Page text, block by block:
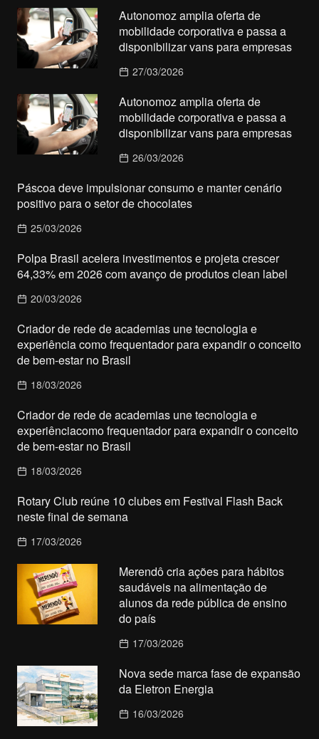
Autonomoz amplia oferta de
mobilidade corporativa e passa a
disponibilizar vans para empresas
27/03/2026
Autonomoz amplia oferta de
mobilidade corporativa e passa a
disponibilizar vans para empresas
26/03/2026
Páscoa deve impulsionar consumo e manter cenário
positivo para o setor de chocolates
25/03/2026
Polpa Brasil acelera investimentos e projeta crescer
64,33% em 2026 com avanço de produtos clean label
20/03/2026
Criador de rede de academias une tecnologia e
experiência como frequentador para expandir o conceito
de bem-estar no Brasil
18/03/2026
Criador de rede de academias une tecnologia e
experiênciacomo frequentador para expandir o conceito
de bem-estar no Brasil
18/03/2026
Rotary Club reúne 10 clubes em Festival Flash Back
neste final de semana
17/03/2026
Merendô cria ações para hábitos
saudáveis na alimentação de
alunos da rede pública de ensino
do país
17/03/2026
Nova sede marca fase de expansão
da Eletron Energia
16/03/2026